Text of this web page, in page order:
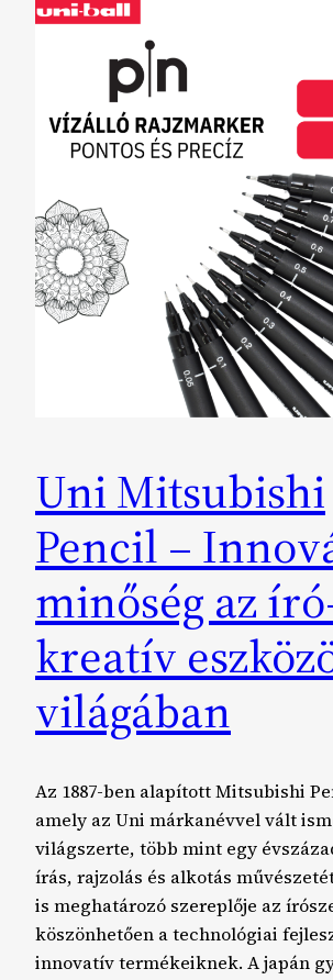
Uni Mitsubishi
Pencil –
minőség az
kreatív
világában
Az 1887-ben alapított Mitsubishi
amely az Uni márkanévvel vált
világszerte, több mint egy
írás, rajzolás és alkotás
is meghatározó szereplője az
köszönhetően a technológiai
innovatív termékeiknek. A japán